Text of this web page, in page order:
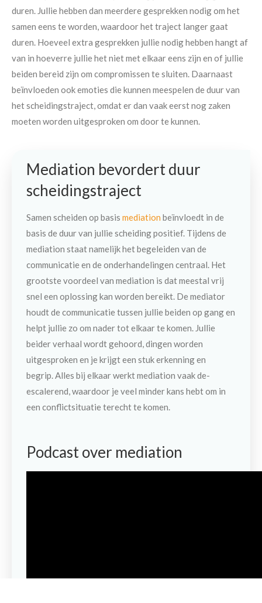
duren. Jullie hebben dan meerdere gesprekken nodig om het
samen eens te worden, waardoor het traject langer gaat
duren. Hoeveel extra gesprekken jullie nodig hebben hangt af
van in hoeverre jullie het niet metelkaar eens zijn en of jullie
beiden bereid zijn om compromissen te sluiten. Daarnaast
beïnvloeden ook emoties die kunnen meespelen de duur van
het scheidingstraject, omdat er dan vaak eerst nog zaken
moeten worden uitgesproken om door te kunnen.
Mediation bevordert duur
scheidingstraject
Samen scheiden op basis mediation beïnvloedt in de
basis de duur van jullie scheiding positief. Tijdens de
mediation staat namelijk het begeleiden van de
communicatie en de onderhandelingen centraal. Het
grootste voordeel van mediation is dat meestal vrij
snel een oplossing kan worden bereikt. De mediator
houdt de communicatie tussen jullie beiden op gang en
helpt jullie zo om nader tot elkaar te komen. Jullie
beider verhaal wordt gehoord, dingen worden
uitgesproken en je krijgt een stuk erkenning en
begrip. Alles bij elkaar werkt mediation vaak de-
escalerend, waardoor je veel minder kans hebt om in
een conflictsituatie terecht te komen.
Podcast over mediation